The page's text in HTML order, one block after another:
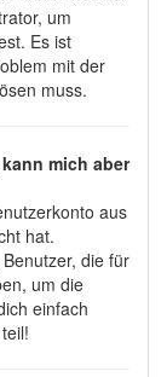
um
Es ist
mit der
muss.
mich aber
aus
hat.
die für
um die
einfach